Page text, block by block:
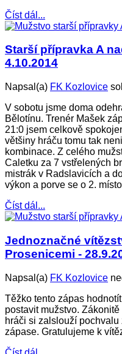
Číst dál...
Starší přípravka A
4.10.2014
Napsal(a) FK Kozlovice
V sobotu jsme doma
Bělotínu. Trenér Mašek
21:0 jsem celkově
většiny hráču tomu tak
kombinace. Z celého
Caletku za 7 vstřelených
mistrák v Radslavicích a
výkon a porve se o 2.
Číst dál...
Jednoznačné
Prosenicemi -
Napsal(a) FK Kozlovice
Těžko tento zápas
postavit mužstvo.
hráči si zalslouží
zápase. Gratulujeme k